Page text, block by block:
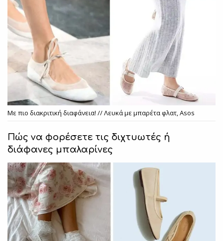
Με πιο διακριτική διαφάνεια! // Λευκά με μπαρέτα φλατ, Asos
Πώς να φορέσετε τις διχτυωτές ή
διάφανες μπαλαρίνες